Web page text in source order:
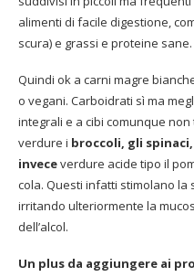
alimenti di facile digestione,
scura) e grassi e proteine sane.
Quindi ok a carni magre
o vegani. Carboidrati sì ma
integrali e a cibi comunque
verdure i broccoli, gli
inveceverdure acide tipo il
cola. Questi infatti stimolano la
irritando ulteriormente la
dell’alcol.
Un plus da aggiungere ai